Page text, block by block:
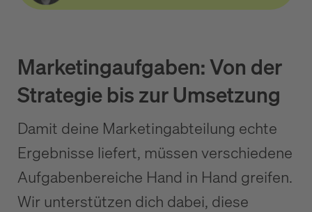
Marketingaufgaben: Von der
Strategie bis zur Umsetzung
Damit deine Marketingabteilung echte
Ergebnisse liefert, müssen verschiedene
Aufgabenbereiche Hand in Hand greifen.
Wir unterstützen dich dabei, diese